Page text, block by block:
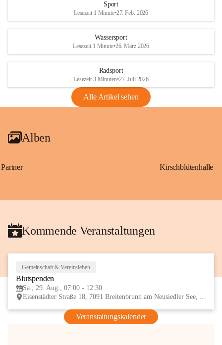
Rebe und der Amerikanischen
Anhang VBl. EU Nr. 18
1 Seite•1,4 MB
VBl. EU Nr. 18_2026
Sport
Lesezeit 1 Minute•27. Feb. 2026
Wassersport
Lesezeit 1 Minute•26. März 2026
Radsport
Lesezeit 3 Minuten•27. Juli 2026
Alle Artikel sehen
Alben
Partner Kirschblütenhalle
Kommende Veranstaltungen
Gemeinschaft & Vereinsleben
Blutspenden
Sa., 29. Aug., 07:00 - 12:30
Eisenstädter Straße 18, 7091 Breitenbrunn am Neusiedler See, AUT
Veranstaltungskalender